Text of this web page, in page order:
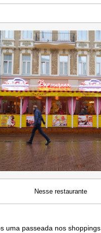
Nesse restaurante
uma passeada nos shoppings